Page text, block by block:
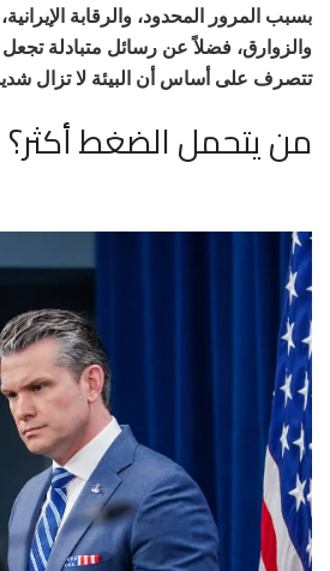
بسبب المرور المحدود، والرقابة
والزوارق، فضلاً عن رسائل متبادلة
تتصرف على أساس أن البيئة لا تزال
من يتحمل الضغط أكثر؟